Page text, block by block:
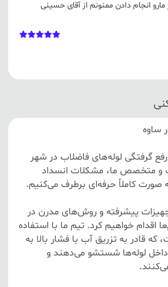
مارو انجام دادن ممنونم از آقای حسینی
ساوه
گرفتگی لوله‌های فاضلاب در شهر
و متخصص ما، مشکلات انسداد
صورت کاملاً حرفه‌ای برطرف می‌کنیم.
پیشرفته و روش‌های مدرن در
اقدام خواهیم کرد. تیم ما با استفاده
قادر به تزریق آب با فشار بالا به
داخل لوله‌ها شستشو می‌دهند و